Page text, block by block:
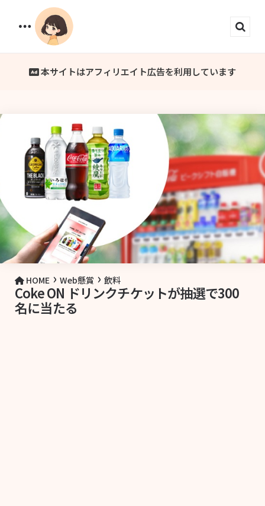
Menu
本サイトはアフィリエイト広告を利用しています
HOME › Web懸賞 › 飲料
Coke ON ドリンクチケットが抽選で300
名に当たる